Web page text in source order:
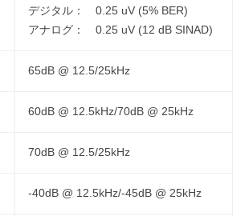
デジタル： 0.25 uV (5% BER)
アナログ： 0.25 uV (12 dB SINAD)
65dB @ 12.5/25kHz
60dB @ 12.5kHz/70dB @ 25kHz
70dB @ 12.5/25kHz
-40dB @ 12.5kHz/-45dB @ 25kHz